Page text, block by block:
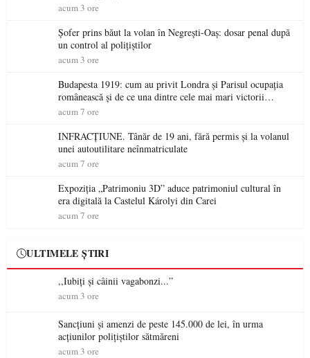
acum 3 ore
Șofer prins băut la volan în Negrești-Oaș: dosar penal după
un control al polițiștilor
acum 3 ore
Budapesta 1919: cum au privit Londra și Parisul ocupația
românească și de ce una dintre cele mai mari victorii
militare ale României a devenit o controversă diplomatică
acum 7 ore
INFRACȚIUNE. Tânăr de 19 ani, fără permis și la volanul
unei autoutilitare neînmatriculate
acum 7 ore
Expoziția „Patrimoniu 3D” aduce patrimoniul cultural în
era digitală la Castelul Károlyi din Carei
acum 7 ore
ULTIMELE ȘTIRI
,,Iubiți și câinii vagabonzi...”
acum 3 ore
Sancțiuni și amenzi de peste 145.000 de lei, în urma
acțiunilor polițiștilor sătmăreni
acum 3 ore